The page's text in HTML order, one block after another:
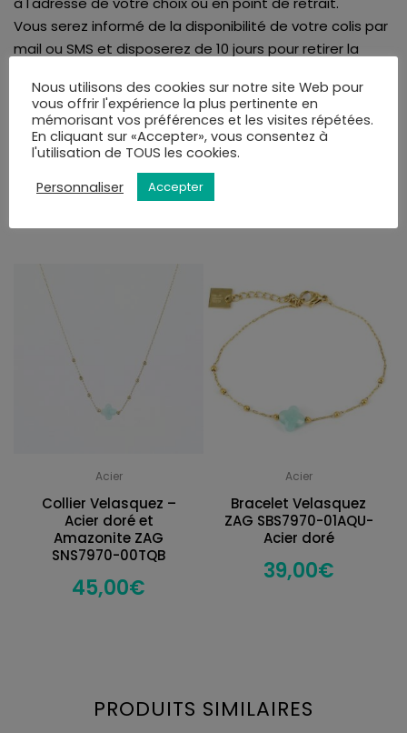
Vous serez informé de la disponibilité de votre colis par
mail ou SMS et disposerez de 10 jours pour retirer la
Vous pourrez choisir le mode de livraison au moment
de la validation du panier.
VOUS AIMEREZ PEUT-ÊTRE AUSSI…
Acier
Collier Velasquez –
Acier doré et
Amazonite ZAG
SNS7970-00TQB
45,00€
Acier
Bracelet Velasquez
ZAG SBS7970-01AQU-
Acier doré
39,00€
PRODUITS SIMILAIRES
Nous utilisons des cookies sur notre site Web pour
vous offrir l'expérience la plus pertinente en
mémorisant vos préférences et les visites répétées.
En cliquant sur «Accepter», vous consentez à
l'utilisation de TOUS les cookies.
Personnaliser
Accepter